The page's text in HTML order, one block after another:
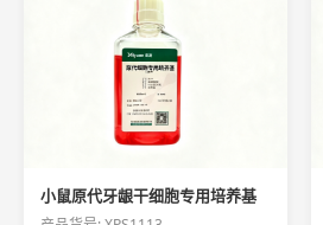
小鼠原代牙龈干细胞专用培养基